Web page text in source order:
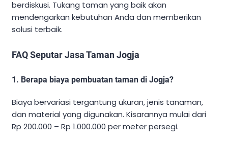
berdiskusi. Tukang taman yang baik akan
mendengarkan kebutuhan Anda dan memberikan
solusi terbaik.
FAQ Seputar Jasa Taman Jogja
1. Berapa biaya pembuatan taman di Jogja?
Biaya bervariasi tergantung ukuran, jenis tanaman,
dan material yang digunakan. Kisarannya mulai dari
Rp 200.000 – Rp 1.000.000 per meter persegi.